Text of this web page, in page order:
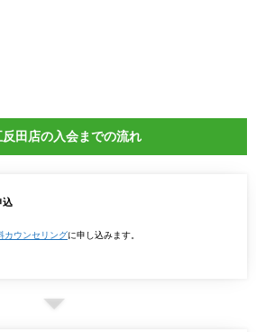
田店の入会までの流れ
込
カウンセリングに申し込みます。